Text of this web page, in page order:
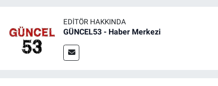
EDITÖR HAKKINDA
GÜNCEL53 - Haber Merkezi